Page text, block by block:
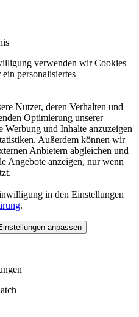
verwenden wir Cookies
personalisiertes
Nutzer, deren Verhalten und
Optimierung unserer
Werbung und Inhalte anzuzeigen
Außerdem können wir
Anbietern abgleichen und
Angebote anzeigen, nur wenn
in den Einstellungen
.
anpassen